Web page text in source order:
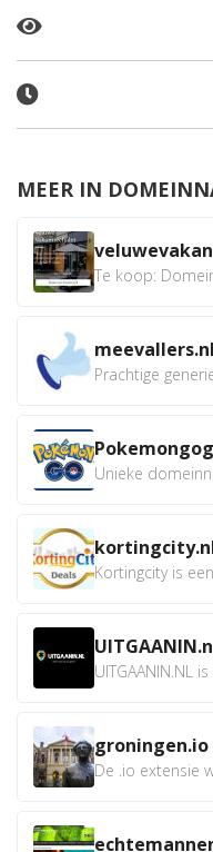
MEER IN
meevallers.nl
groningen.io